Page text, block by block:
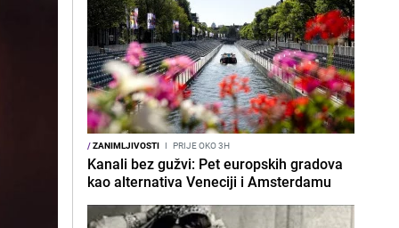
/ZANIMLJIVOSTI I PRIJE OKO 3H
Kanali bez gužvi: Pet europskih gradova
kao alternativa Veneciji i Amsterdamu